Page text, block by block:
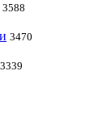
3588
3470
3339